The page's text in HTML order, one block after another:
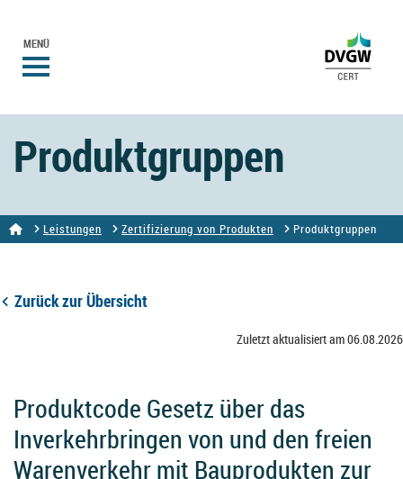
MENÜ
Produktgruppen
Leistungen Zertifizierung von Produkten Produktgruppen
Zurück zur Übersicht
Zuletzt aktualisiert am 06.08.2026
Produktcode Gesetz über das
Inverkehrbringen von und den freien
Warenverkehr mit Bauprodukten zur